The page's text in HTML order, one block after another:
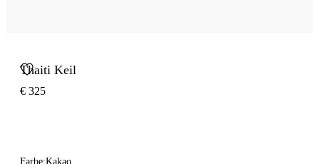
Thaiti Keil
€ 325
Farbe:Kakao